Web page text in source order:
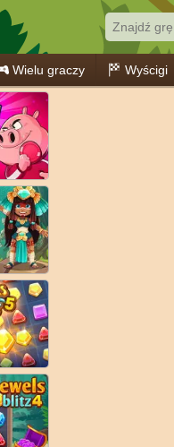
Wielu graczy Wyścigi